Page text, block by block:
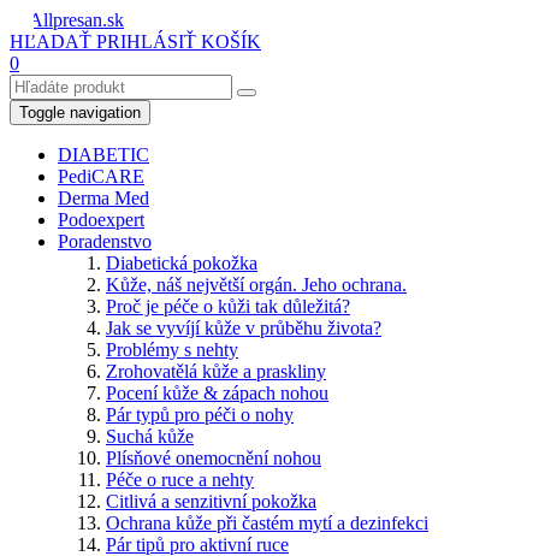
HĽADAŤ PRIHLÁSIŤ KOŠÍK
0
Toggle navigation
DIABETIC
PediCARE
Derma Med
Podoexpert
Poradenstvo
Diabetická pokožka
Kůže, náš největší orgán. Jeho ochrana.
Proč je péče o kůži tak důležitá?
Jak se vyvíjí kůže v průběhu života?
Problémy s nehty
Zrohovatělá kůže a praskliny
Pocení kůže & zápach nohou
Pár typů pro péči o nohy
Suchá kůže
Plísňové onemocnění nohou
Péče o ruce a nehty
Citlivá a senzitivní pokožka
Ochrana kůže při častém mytí a dezinfekci
Pár tipů pro aktivní ruce